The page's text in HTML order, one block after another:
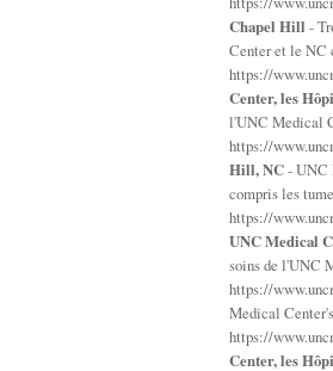
Chapel Hill -
Center et le NC
https://
Center, les
l'UNC Medical
https://
Hill, NC- UNC
compris les
https://
UNC Medical
soins de l'UNC
https://
Medical
https://
Center, les